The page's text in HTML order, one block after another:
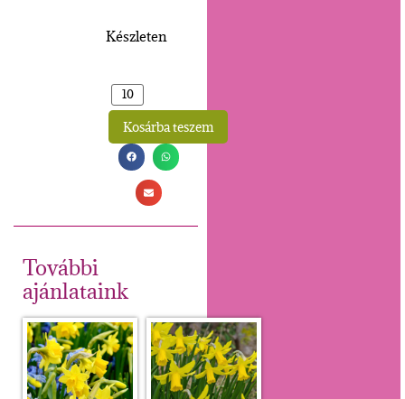
Készleten
Kosárba teszem
Alternative:
További
ajánlataink